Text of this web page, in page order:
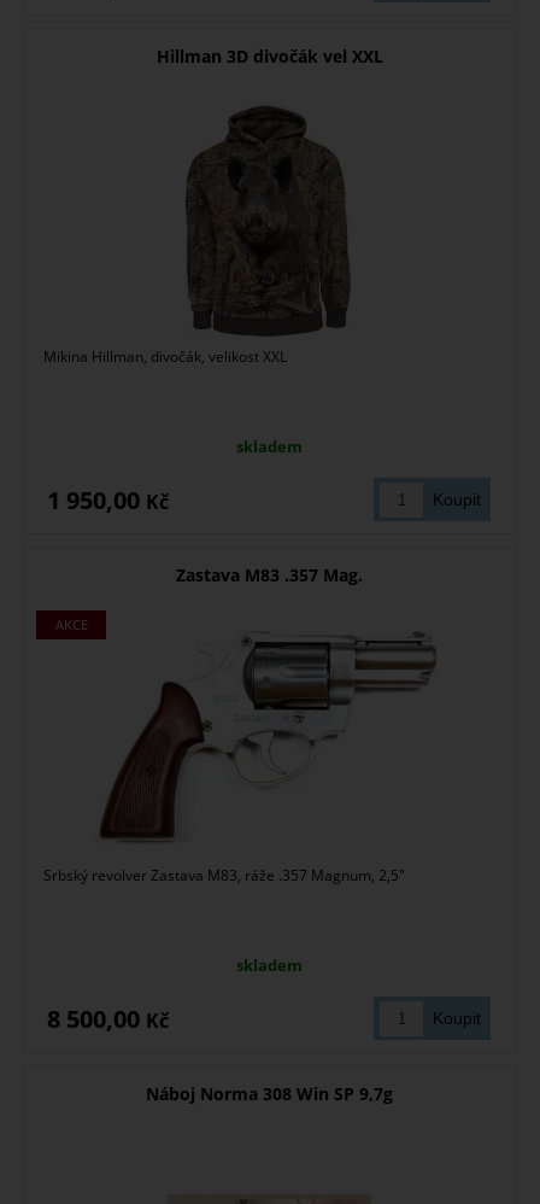
Hillman 3D divočák vel XXL
Mikina Hillman, divočák, velikost XXL
skladem
1 950,00 Kč
Zastava M83 .357 Mag.
Srbský revolver Zastava M83, ráže .357 Magnum, 2,5"
skladem
8 500,00 Kč
Náboj Norma 308 Win SP 9,7g